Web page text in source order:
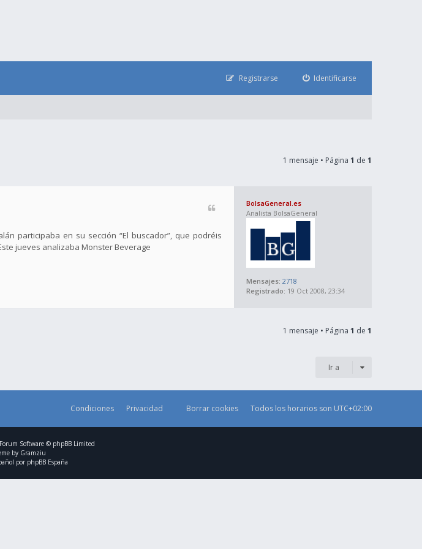
Identificarse
Registrarse
1 mensaje • Página 1 de 1
BolsaGeneral.es
Analista BolsaGeneral
Mensajes: 2718
Registrado: 19 Oct 2008, 23:34
participaba en su sección “El buscador”, que podréis
jueves analizaba Monster Beverage
1 mensaje • Página 1 de 1
Ir a
Todos los horarios son UTC+02:00
Borrar cookies
Privacidad
Condiciones
Software © phpBB Limited
by Gramziu
por phpBB España